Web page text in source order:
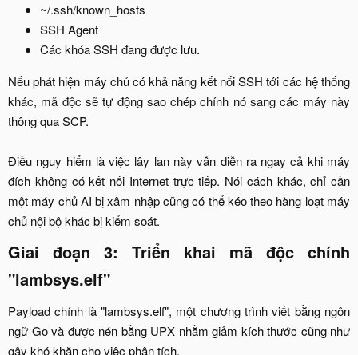
~/.ssh/known_hosts​
SSH Agent​
Các khóa SSH đang được lưu.​
Nếu phát hiện máy chủ có khả năng kết nối SSH tới các hệ thống
khác, mã độc sẽ tự động sao chép chính nó sang các máy này
thông qua SCP.
Điều nguy hiểm là việc lây lan này vẫn diễn ra ngay cả khi máy
đích không có kết nối Internet trực tiếp. Nói cách khác, chỉ cần
một máy chủ AI bị xâm nhập cũng có thể kéo theo hàng loạt máy
chủ nội bộ khác bị kiểm soát.​
Giai đoạn 3: Triển khai mã độc chính
"lambsys.elf"​
Payload chính là "lambsys.elf", một chương trình viết bằng ngôn
ngữ Go và được nén bằng UPX nhằm giảm kích thước cũng như
gây khó khăn cho việc phân tích.